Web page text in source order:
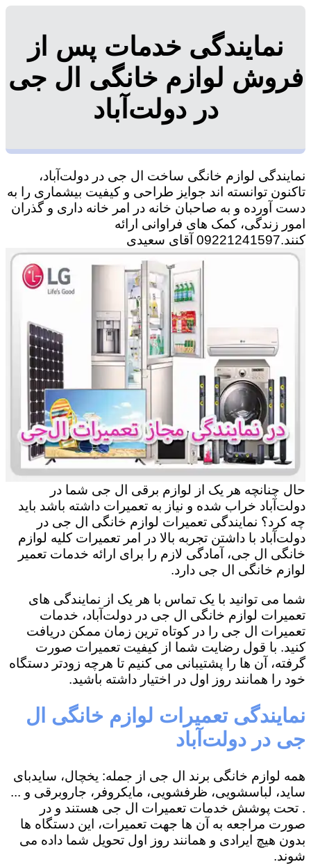
نمایندگی خدمات پس از
فروش لوازم خانگی ال جی
در دولت‌آباد
نمایندگی لوازم خانگی ساخت ال جی در دولت‌آباد،
تاکنون توانسته اند جوایز طراحی و کیفیت بیشماری را به
دست آورده و به صاحبان خانه در امر خانه داری و گذران
امور زندگی، کمک های فراوانی ارائه
کنند.09221241597 آقای سعیدی
حال چنانچه هر یک از لوازم برقی ال جی شما در
دولت‌آباد خراب شده و نیاز به تعمیرات داشته باشد باید
چه کرد؟ نمایندگی تعمیرات لوازم خانگی ال جی در
دولت‌آباد با داشتن تجربه بالا در امر تعمیرات کلیه لوازم
خانگی ال جی، آمادگی لازم را برای ارائه خدمات تعمیر
لوازم خانگی ال جی دارد.
شما می توانید با یک تماس با هر یک از نمایندگی های
تعمیرات لوازم خانگی ال جی در دولت‌آباد، خدمات
تعمیرات ال جی را در کوتاه ترین زمان ممکن دریافت
کنید. با قول رضایت شما از کیفیت تعمیرات صورت
گرفته، آن ها را پشتیبانی می کنیم تا هرچه زودتر دستگاه
خود را همانند روز اول در اختیار داشته باشید.
نمایندگی تعمیرات لوازم خانگی ال
جی در دولت‌آباد
همه لوازم خانگی برند ال جی از جمله: یخچال، سایدبای
ساید، لباسشویی، ظرفشویی، مایکروفر، جاروبرقی و ...
. تحت پوشش خدمات تعمیرات ال جی هستند و در
صورت مراجعه به آن ها جهت تعمیرات، این دستگاه ها
بدون هیچ ایرادی و همانند روز اول تحویل شما داده می
شوند.